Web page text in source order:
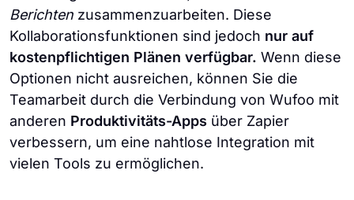
Berichten zusammenzuarbeiten. Diese
Kollaborationsfunktionen sind jedoch nur auf
kostenpflichtigen Plänen verfügbar. Wenn diese
Optionen nicht ausreichen, können Sie die
Teamarbeit durch die Verbindung von Wufoo mit
anderen Produktivitäts-Apps über Zapier
verbessern, um eine nahtlose Integration mit
vielen Tools zu ermöglichen.